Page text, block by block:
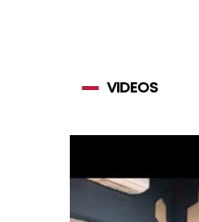
VIDEOS